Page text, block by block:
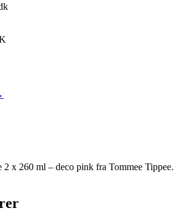
2 x 260 ml – deco pink fra Tommee Tippee.